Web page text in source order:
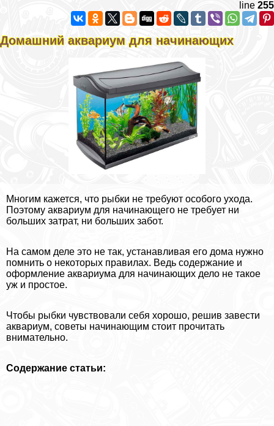
line 255
Домашний аквариум для начинающих
Многим кажется, что рыбки не требуют особого ухода.
Поэтому аквариум для начинающего не требует ни
больших затрат, ни больших забот.
На самом деле это не так, устанавливая его дома нужно
помнить о некоторых правилах. Ведь содержание и
оформление аквариума для начинающих дело не такое
уж и простое.
Чтобы рыбки чувствовали себя хорошо, решив завести
аквариум, советы начинающим стоит прочитать
внимательно.
Содержание статьи: